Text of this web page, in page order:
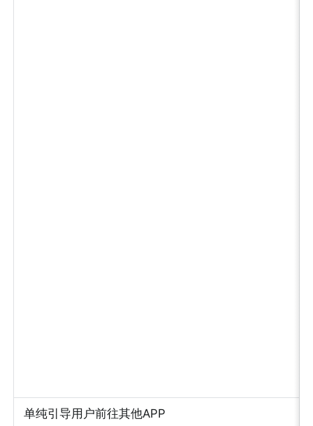
单纯引导用户前往其他APP